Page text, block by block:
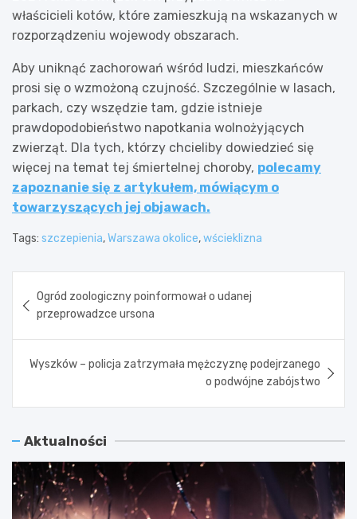
właścicieli kotów, które zamieszkują na wskazanych w
rozporządzeniu wojewody obszarach.
Aby uniknąć zachorowań wśród ludzi, mieszkańców
prosi się o wzmożoną czujność. Szczególnie w lasach,
parkach, czy wszędzie tam, gdzie istnieje
prawdopodobieństwo napotkania wolnożyjących
zwierząt. Dla tych, którzy chcieliby dowiedzieć się
więcej na temat tej śmiertelnej choroby, polecamy
zapoznanie się z artykułem, mówiącym o
towarzyszących jej objawach.
Tags: szczepienia,Warszawa okolice,wścieklizna
wpisu
Ogród zoologiczny poinformował o udanej
przeprowadzce ursona
Wyszków – policja zatrzymała mężczyznę podejrzanego
o podwójne zabójstwo
Aktualności